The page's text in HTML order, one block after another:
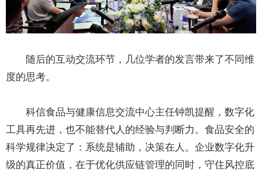
随后的互动交流环节，几位学者的发言带来了不同维
度的思考。
科信食品与健康信息交流中心主任钟凯提醒，数字化
工具再先进，也不能替代人的经验与判断力。食品安全的
科学规律决定了：系统是辅助，决策在人。企业数字化升
级的真正价值，在于优化供应链管理的同时，守住风控底